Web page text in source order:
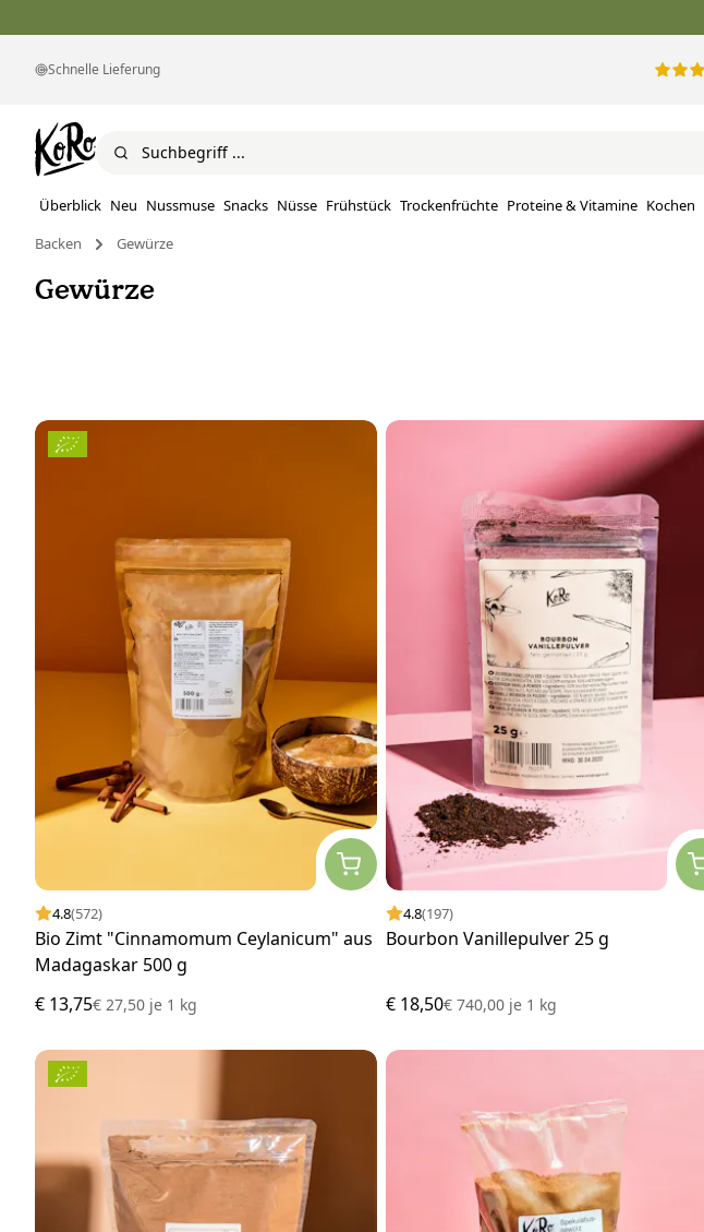
Schnelle Lieferung
Überblick Neu Nussmuse Snacks Nüsse Frühstück Trockenfrüchte Proteine ​​& Vitamine Kochen
Backen
Gewürze
Gewürze
4.8(572)
Bio Zimt "Cinnamomum Ceylanicum" aus
Madagaskar 500 g
€ 13,75€ 27,50 je 1 kg
4.8(197)
Bourbon Vanillepulver 25 g
€ 18,50€ 740,00 je 1 kg